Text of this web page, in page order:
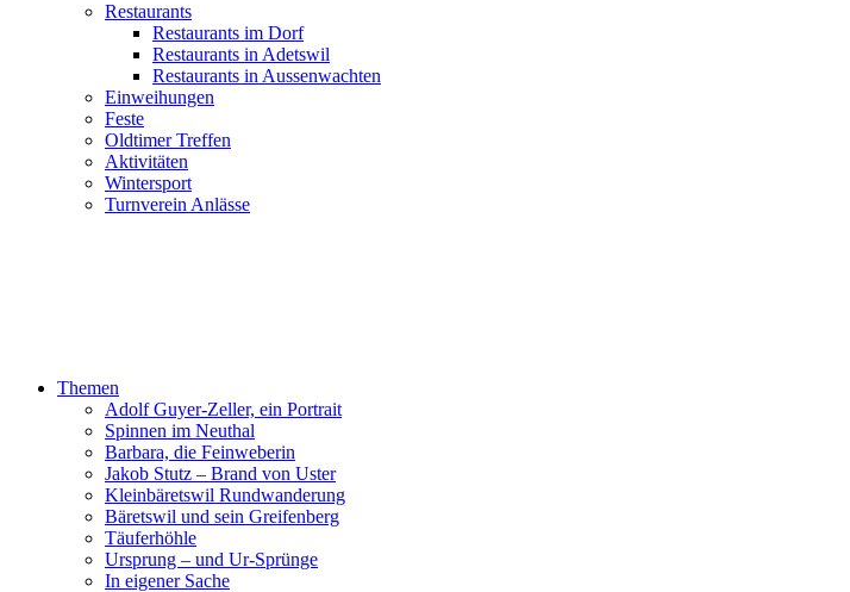
Restaurants
Restaurants im Dorf
Restaurants in Adetswil
Restaurants in Aussenwachten
Einweihungen
Feste
Oldtimer Treffen
Aktivitäten
Wintersport
Turnverein Anlässe
Themen
Adolf Guyer-Zeller, ein Portrait
Spinnen im Neuthal
Barbara, die Feinweberin
Jakob Stutz – Brand von Uster
Kleinbäretswil Rundwanderung
Bäretswil und sein Greifenberg
Täuferhöhle
Ursprung – und Ur-Sprünge
In eigener Sache